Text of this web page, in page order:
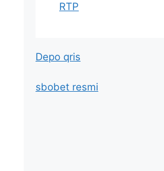
RTP
Depo qris
sbobet resmi